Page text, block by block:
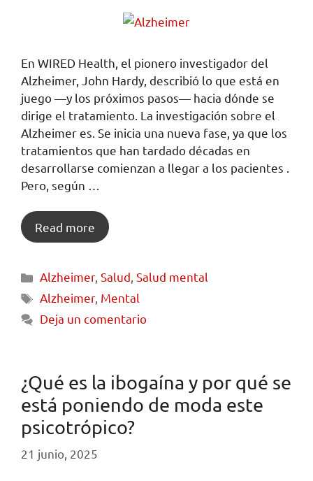
En WIRED Health, el pionero investigador del
Alzheimer, John Hardy, describió lo que está en
juego —y los próximos pasos— hacia dónde se
dirige el tratamiento. La investigación sobre el
Alzheimer es. Se inicia una nueva fase, ya que los
tratamientos que han tardado décadas en
desarrollarse comienzan a llegar a los pacientes .
Pero, según …
Read more
Alzheimer,Salud,Salud mental
Alzheimer, Mental
Deja un comentario
¿Qué es la ibogaína y por qué se
está poniendo de moda este
psicotrópico?
21 junio, 2025